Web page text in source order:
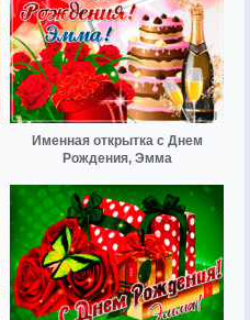
Именная открытка с Днем
Рождения, Эмма